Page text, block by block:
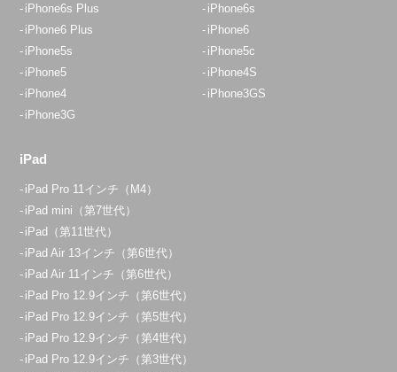
iPhone6s Plus
iPhone6s
iPhone6 Plus
iPhone6
iPhone5s
iPhone5c
iPhone5
iPhone4S
iPhone4
iPhone3GS
iPhone3G
iPad
iPad Pro 11インチ（M4）
iPad mini（第7世代）
iPad（第11世代）
iPad Air 13インチ（第6世代）
iPad Air 11インチ（第6世代）
iPad Pro 12.9インチ（第6世代）
iPad Pro 12.9インチ（第5世代）
iPad Pro 12.9インチ（第4世代）
iPad Pro 12.9インチ（第3世代）